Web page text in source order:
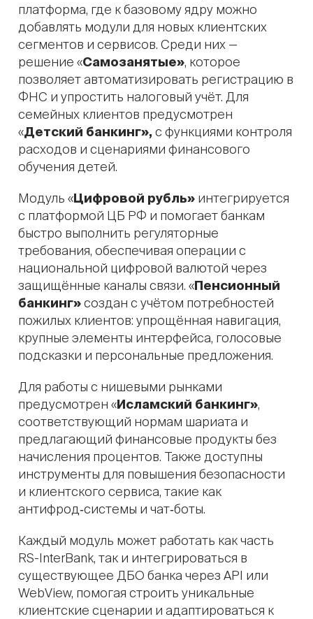
платформа, где к базовому ядру можно
добавлять модули для новых клиентских
сегментов и сервисов. Среди них —
решение «Cамозанятые», которое
позволяет автоматизировать регистрацию в
ФНС и упростить налоговый учёт. Для
семейных клиентов предусмотрен
«Детский банкинг», с функциями контроля
расходов и сценариями финансового
обучения детей.
Модуль «Цифровой рубль» интегрируется
с платформой ЦБ РФ и помогает банкам
быстро выполнить регуляторные
требования, обеспечивая операции с
национальной цифровой валютой через
защищённые каналы связи. «Пенсионный
банкинг»создан с учётом потребностей
пожилых клиентов: упрощённая навигация,
крупные элементы интерфейса, голосовые
подсказки и персональные предложения.
Для работы с нишевыми рынками
предусмотрен «Исламский банкинг»,
соответствующий нормам шариата и
предлагающий финансовые продукты без
начисления процентов. Также доступны
инструменты для повышения безопасности
и клиентского сервиса, такие как
антифрод‑системы и чат‑боты.
Каждый модуль может работать как часть
RS-InterBank, так и интегрироваться в
существующее ДБО банка через API или
WebView, помогая строить уникальные
клиентские сценарии и адаптироваться к